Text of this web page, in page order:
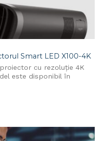
Smart LED X100-4K
cu rezoluție 4K
este disponibil în